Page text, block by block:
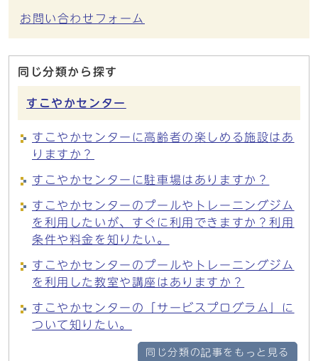
お問い合わせフォーム
同じ分類から探す
すこやかセンター
すこやかセンターに高齢者の楽しめる施設はあ
りますか？
すこやかセンターに駐車場はありますか？
すこやかセンターのプールやトレーニングジム
を利用したいが、すぐに利用できますか？利用
条件や料金を知りたい。
すこやかセンターのプールやトレーニングジム
を利用した教室や講座はありますか？
すこやかセンターの「サービスプログラム」に
ついて知りたい。
同じ分類の記事をもっと見る